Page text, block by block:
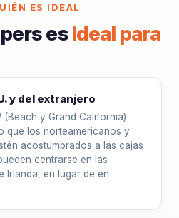
ES IDEAL
esideal para
y del extranjero
(Beach y Grand California)
que los norteamericanos y
acostumbrados a las cajas
centrarse en las
Irlanda, en lugar de en